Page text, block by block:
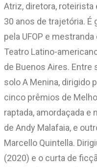
Atriz, diretora, roteirista
30 anos de trajetória. É
pela UFOP e
Teatro Latino-
de Buenos Aires.
solo A Menina, dirigido
cinco prêmios de
raptada, amordaçada e
de Andy Malafaia, e
Marcello Quintella.
(2020) e o curta de